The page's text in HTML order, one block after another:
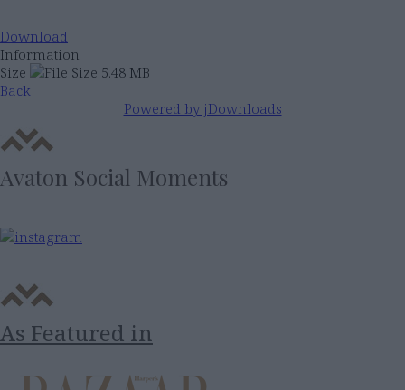
Download
Information
Size
5.48 MB
Back
Powered by jDownloads
Avaton Social Moments
As Featured in